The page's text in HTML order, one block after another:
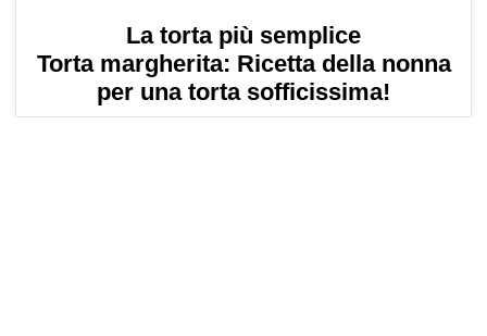
La torta più semplice
Torta margherita: Ricetta della nonna
per una torta sofficissima!